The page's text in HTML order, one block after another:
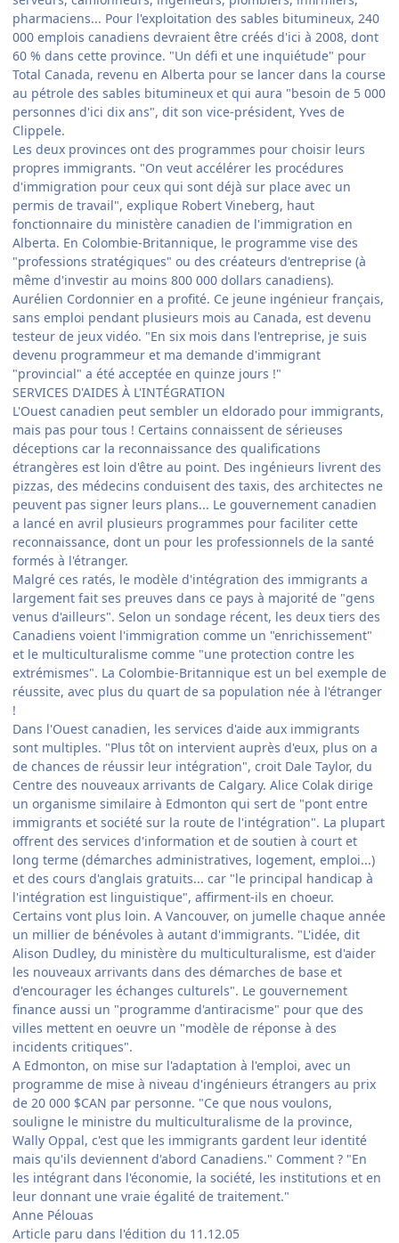
pharmaciens... Pour l'exploitation des sables bitumineux, 240
000 emplois canadiens devraient être créés d'ici à 2008, dont
60 % dans cette province. "Un défi et une inquiétude" pour
Total Canada, revenu en Alberta pour se lancer dans la course
au pétrole des sables bitumineux et qui aura "besoin de 5 000
personnes d'ici dix ans", dit son vice-président, Yves de
Clippele.
Les deux provinces ont des programmes pour choisir leurs
propres immigrants. "On veut accélérer les procédures
d'immigration pour ceux qui sont déjà sur place avec un
permis de travail", explique Robert Vineberg, haut
fonctionnaire du ministère canadien de l'immigration en
Alberta. En Colombie-Britannique, le programme vise des
"professions stratégiques" ou des créateurs d'entreprise (à
même d'investir au moins 800 000 dollars canadiens).
Aurélien Cordonnier en a profité. Ce jeune ingénieur français,
sans emploi pendant plusieurs mois au Canada, est devenu
testeur de jeux vidéo. "En six mois dans l'entreprise, je suis
devenu programmeur et ma demande d'immigrant
"provincial" a été acceptée en quinze jours !"
SERVICES D'AIDES À L'INTÉGRATION
L'Ouest canadien peut sembler un eldorado pour immigrants,
mais pas pour tous ! Certains connaissent de sérieuses
déceptions car la reconnaissance des qualifications
étrangères est loin d'être au point. Des ingénieurs livrent des
pizzas, des médecins conduisent des taxis, des architectes ne
peuvent pas signer leurs plans... Le gouvernement canadien
a lancé en avril plusieurs programmes pour faciliter cette
reconnaissance, dont un pour les professionnels de la santé
formés à l'étranger.
Malgré ces ratés, le modèle d'intégration des immigrants a
largement fait ses preuves dans ce pays à majorité de "gens
venus d'ailleurs". Selon un sondage récent, les deux tiers des
Canadiens voient l'immigration comme un "enrichissement"
et le multiculturalisme comme "une protection contre les
extrémismes". La Colombie-Britannique est un bel exemple de
réussite, avec plus du quart de sa population née à l'étranger
!
Dans l'Ouest canadien, les services d'aide aux immigrants
sont multiples. "Plus tôt on intervient auprès d'eux, plus on a
de chances de réussir leur intégration", croit Dale Taylor, du
Centre des nouveaux arrivants de Calgary. Alice Colak dirige
un organisme similaire à Edmonton qui sert de "pont entre
immigrants et société sur la route de l'intégration". La plupart
offrent des services d'information et de soutien à court et
long terme (démarches administratives, logement, emploi...)
et des cours d'anglais gratuits... car "le principal handicap à
l'intégration est linguistique", affirment-ils en choeur.
Certains vont plus loin. A Vancouver, on jumelle chaque année
un millier de bénévoles à autant d'immigrants. "L'idée, dit
Alison Dudley, du ministère du multiculturalisme, est d'aider
les nouveaux arrivants dans des démarches de base et
d'encourager les échanges culturels". Le gouvernement
finance aussi un "programme d'antiracisme" pour que des
villes mettent en oeuvre un "modèle de réponse à des
incidents critiques".
A Edmonton, on mise sur l'adaptation à l'emploi, avec un
programme de mise à niveau d'ingénieurs étrangers au prix
de 20 000 $CAN par personne. "Ce que nous voulons,
souligne le ministre du multiculturalisme de la province,
Wally Oppal, c'est que les immigrants gardent leur identité
mais qu'ils deviennent d'abord Canadiens." Comment ? "En
les intégrant dans l'économie, la société, les institutions et en
leur donnant une vraie égalité de traitement."
Anne Pélouas
Article paru dans l'édition du 11.12.05